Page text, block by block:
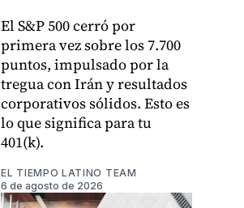
El S&P 500 cerró por
primera vez sobre los 7.700
puntos, impulsado por la
tregua con Irán y resultados
corporativos sólidos. Esto es
lo que significa para tu
401(k).
EL TIEMPO LATINO TEAM
6 de agosto de 2026